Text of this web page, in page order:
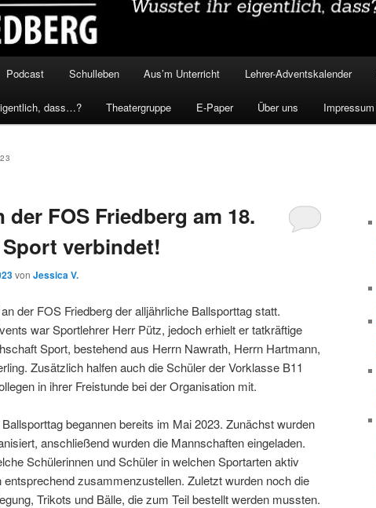
Podcast Schulleben Aus’m Unterricht Lehrer-Adventskalender
dass…? Theatergruppe E-Paper Über uns Impressum
FOS Friedberg am 18.
verbindet!
von Jessica V.
der FOS Friedberg der alljährliche Ballsporttag statt.
war Sportlehrer Herr Pütz, jedoch erhielt er tatkräftige
Sport, bestehend aus Herrn Nawrath, Herrn Hartmann,
Zusätzlich halfen auch die Schüler der Vorklasse B11
in ihrer Freistunde bei der Organisation mit.
begannen bereits im Mai 2023. Zunächst wurden
anschließend wurden die Mannschaften eingeladen.
Schülerinnen und Schüler in welchen Sportarten aktiv
zusammenzustellen. Zuletzt wurden noch die
Trikots und Bälle, die zum Teil bestellt werden mussten.